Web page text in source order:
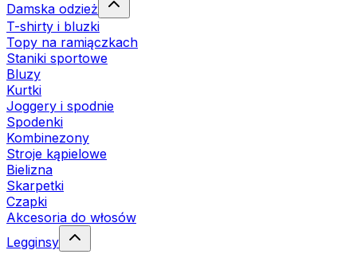
Damska odzież
T-shirty i bluzki
Topy na ramiączkach
Staniki sportowe
Bluzy
Kurtki
Joggery i spodnie
Spodenki
Kombinezony
Stroje kąpielowe
Bielizna
Skarpetki
Czapki
Akcesoria do włosów
Legginsy